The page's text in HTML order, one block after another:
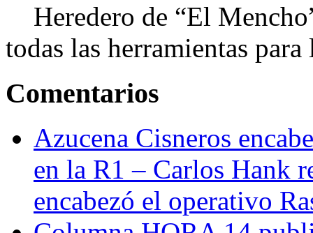
Heredero de “El
todas las herramientas
Comentarios
Azucena Cisneros
en la R1 – Carlos Hank
encabezó el operativo